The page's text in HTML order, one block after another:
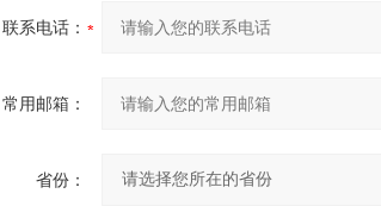
联系电话：
常用邮箱：
省份：